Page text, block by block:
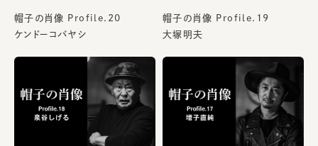
帽子の肖像 Profile.20
ケンドーコバヤシ
帽子の肖像 Profile.19
大塚明夫